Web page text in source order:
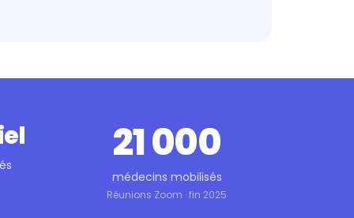
21 000
médecins mobilisés
Réunions Zoom · fin 2025